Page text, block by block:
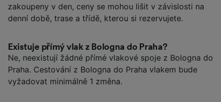
zakoupeny v den, ceny se mohou lišit v závislosti na
denní době, trase a třídě, kterou si rezervujete.
Existuje přímý vlak z Bologna do Praha?
Ne, neexistují žádné přímé vlakové spoje z Bologna do
Praha. Cestování z Bologna do Praha vlakem bude
vyžadovat minimálně 1 změna.